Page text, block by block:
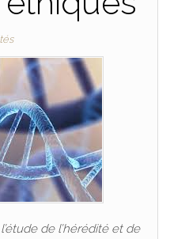
de l’hérédité et de